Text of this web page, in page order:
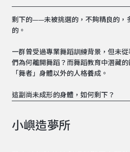
剩下的——未被挑選的，不夠精良的，
的。
一群曾受過專業舞蹈訓練背景，但未
們為何離開舞蹈？而舞蹈教育中潛藏
「舞者」身體以外的人格養成。
這副尚未成形的身體，如何剩下？
小嶼造夢所